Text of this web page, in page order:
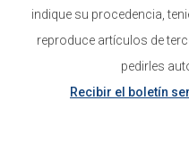
indique su procedencia,
reproduce artículos de
pedirles
Recibir el boletín